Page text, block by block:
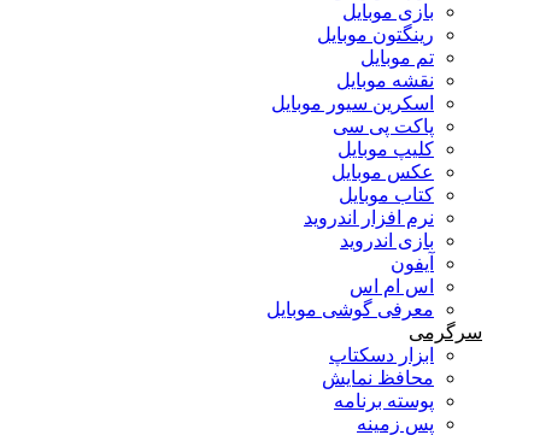
بازی موبایل
رینگتون موبایل
تم موبایل
نقشه موبایل
اسکرین سیور موبایل
پاکت پی سی
کلیپ موبایل
عکس موبایل
کتاب موبایل
نرم افزار اندروید
بازی اندروید
آیفون
اس ام اس
معرفی گوشی موبایل
سرگرمی
ابزار دسکتاپ
محافظ نمایش
پوسته برنامه
پس زمینه